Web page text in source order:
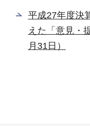
平成27年度決
えた「意見・
月31日）